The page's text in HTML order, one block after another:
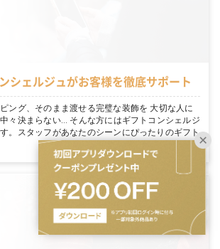
シェルジュがお客様を徹底サポート
ング、そのまま渡せる完璧な装飾を 大切な人に
々決まらない… そんな方にはギフトコンシェルジ
。スタッフがあなたのシーンにぴったりのギフト